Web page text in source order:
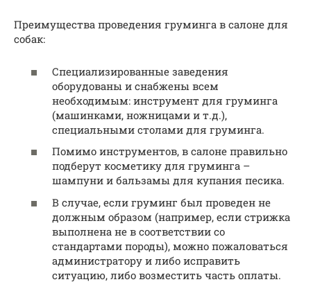
Преимущества проведения груминга в салоне для
собак:
Специализированные заведения
оборудованы и снабжены всем
необходимым: инструмент для груминга
(машинками, ножницами и т.д.),
специальными столами для груминга.
Помимо инструментов, в салоне правильно
подберут косметику для груминга –
шампуни и бальзамы для купания песика.
В случае, если груминг был проведен не
должным образом (например, если стрижка
выполнена не в соответствии со
стандартами породы), можно пожаловаться
администратору и либо исправить
ситуацию, либо возместить часть оплаты.